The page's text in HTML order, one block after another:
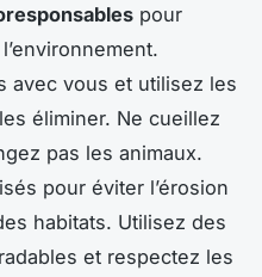
pour
avec vous et utilisez les
éliminer. Ne cueillez
pas les animaux.
pour éviter l’érosion
habitats. Utilisez des
et respectez les